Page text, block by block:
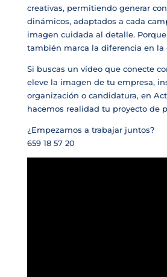
creativas, permitiendo generar
dinámicos, adaptados a cada
imagen cuidada al detalle.
también marca la diferencia en la
Si buscas un vídeo que conecte
eleve la imagen de tu empresa,
organización o candidatura, en
hacemos realidad tu proyecto de
¿Empezamos a trabajar juntos?
659 18 57 20